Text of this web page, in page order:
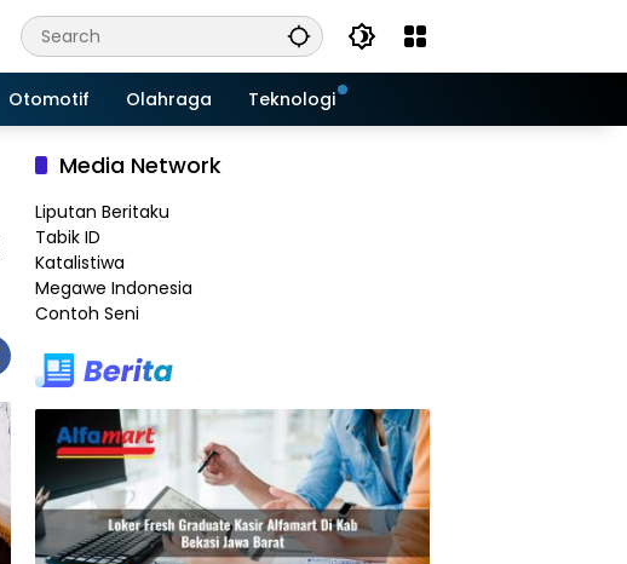
Otomotif Olahraga Teknologi
Media Network
Liputan Beritaku
Tabik ID
Katalistiwa
Megawe Indonesia
Contoh Seni